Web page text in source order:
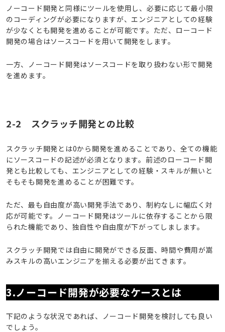
ノーコード開発と同様にツールを使用し、必要に応じて最小限
のコーディングが必要になりますが、エンジニアとしての経験
が少なくとも開発を進めることが可能です。ただ、ローコード
開発の場合はソースコードを用いて開発をします。
一方、ノーコード開発はソースコードを取り扱わない形で開発
を進めます。
2-2 スクラッチ開発との比較
スクラッチ開発とは0から開発を進めることであり、全ての機能
にソースコードの記述が必須となります。前述のローコード開
発とも比較しても、エンジニアとしての経験・スキルが無いと
そもそも開発を進めることが困難です。
ただ、最も自由度が高い開発手法であり、制約なしに幅広く対
応が可能です。ノーコード開発はツールに依存することから限
られた機能であり、独自性や自由度が下がってしまします。
スクラッチ開発では自由に開発ができる反面、時間や費用が嵩
みスキルの高いエンジニアを揃える必要が出てきます。
3.ノーコード開発が必要なケースとは
下記のような状況であれば、ノーコード開発を検討しても良い
でしょう。